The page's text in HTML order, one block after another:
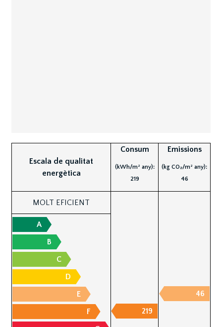
Escala de qualitat
energètica
Consum
(kWh/m² any):
219
Emissions
(kg CO₂/m² any):
46
MOLT EFICIENT
A
B
C
D
E
F
219
46